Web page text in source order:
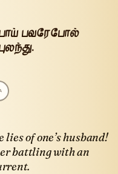
பவரேபோல்
of one’s husband!
battling with an